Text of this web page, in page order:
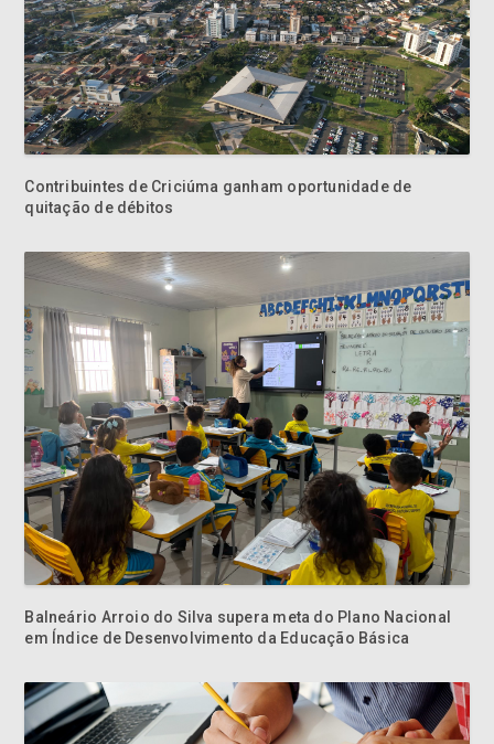
Contribuintes de Criciúma ganham oportunidade de
quitação de débitos
Balneário Arroio do Silva supera meta do Plano Nacional
em Índice de Desenvolvimento da Educação Básica